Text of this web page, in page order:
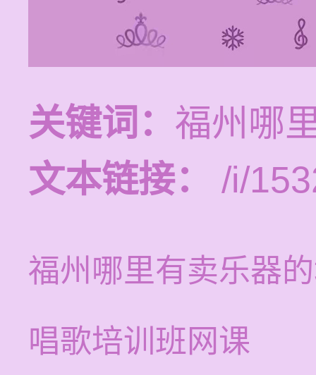
关键词： 福州哪
文本链接：
/i/
福州哪里有卖乐器
唱歌培训班网课